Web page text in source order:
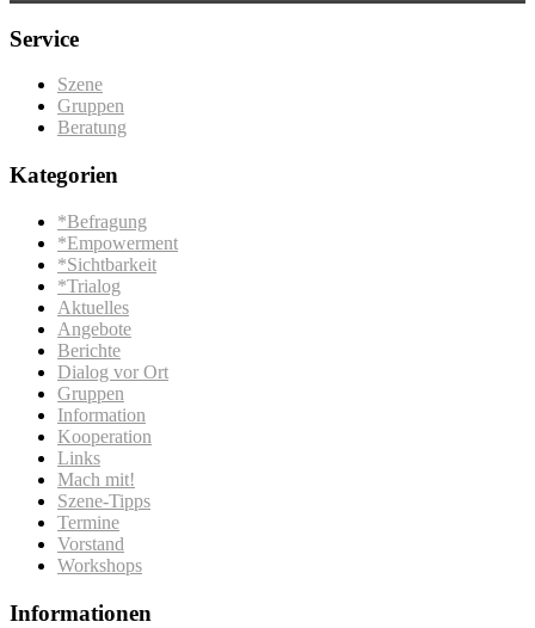
Service
Szene
Gruppen
Beratung
Kategorien
*Befragung
*Empowerment
*Sichtbarkeit
*Trialog
Aktuelles
Angebote
Berichte
Dialog vor Ort
Gruppen
Information
Kooperation
Links
Mach mit!
Szene-Tipps
Termine
Vorstand
Workshops
Informationen